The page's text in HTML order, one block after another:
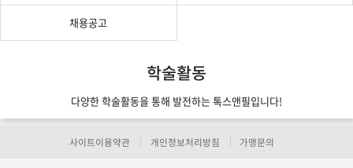
채용공고
학술활동
다양한 학술활동을 통해 발전하는 톡스앤필입니다!
사이트이용약관 개인정보처리방침 가맹문의